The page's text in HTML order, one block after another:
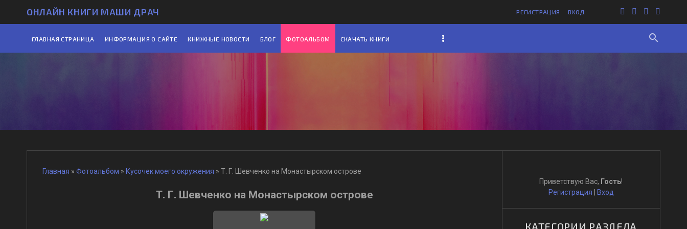
ОНЛАЙН КНИГИ МАШИ ДРАЧ РЕГИСТРАЦИЯ ВХОД
ГЛАВНАЯ СТРАНИЦА ИНФОРМАЦИЯ О САЙТЕ КНИЖНЫЕ НОВОСТИ БЛОГ ФОТОАЛЬБОМ СКАЧАТЬ КНИГИ search
Главная » Фотоальбом » Кусочек моего окружения » Т. Г. Шевченко на Монастырском острове
Т. Г. Шевченко на Монастырском острове
Приветствую Вас, Гость!
Регистрация | Вход
КАТЕГОРИИ РАЗДЕЛА